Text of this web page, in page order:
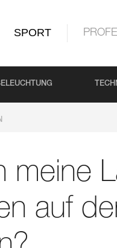
SPORT
meine
auf